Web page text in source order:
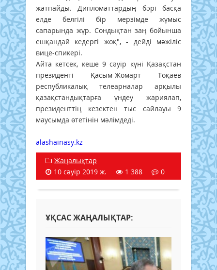
жатпайды. Дипломаттардың бәрі басқа
елде белгілі бір мерзімде жұмыс
сапарында жүр. Сондықтан заң бойынша
ешқандай кедергі жоқ", - дейді мәжіліс
вице-спикері.
Айта кетсек, кеше 9 сәуір күні Қазақстан
президенті Қасым-Жомарт Тоқаев
республикалық телеарналар арқылы
қазақстандықтарға үндеу жариялап,
президенттің кезектен тыс сайлауы 9
маусымда өтетінін мәлімдеді.
alashainasy.kz
Жаңалықтар
10 сәуір 2019 ж.
1 388 0
ҰҚСАС ЖАҢАЛЫҚТАР: